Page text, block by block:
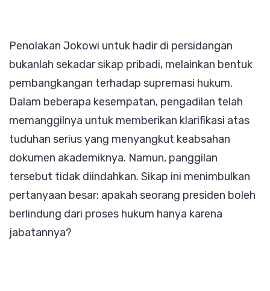
Penolakan Jokowi untuk hadir di persidangan
bukanlah sekadar sikap pribadi, melainkan bentuk
pembangkangan terhadap supremasi hukum.
Dalam beberapa kesempatan, pengadilan telah
memanggilnya untuk memberikan klarifikasi atas
tuduhan serius yang menyangkut keabsahan
dokumen akademiknya. Namun, panggilan
tersebut tidak diindahkan. Sikap ini menimbulkan
pertanyaan besar: apakah seorang presiden boleh
berlindung dari proses hukum hanya karena
jabatannya?